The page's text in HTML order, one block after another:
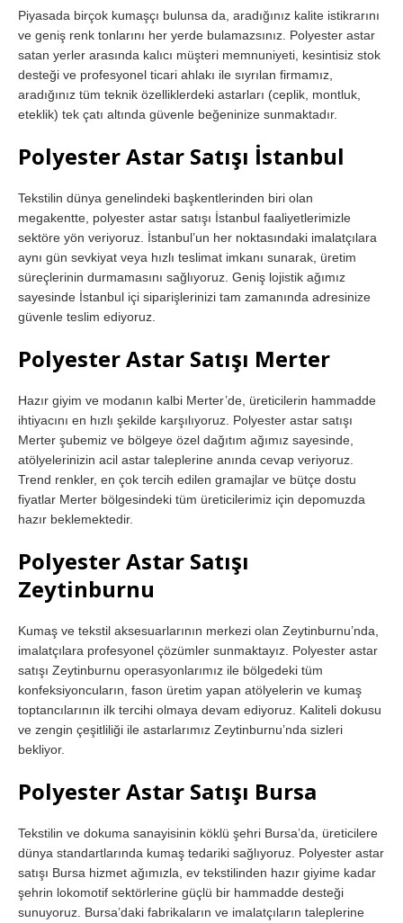
Piyasada birçok kumaşçı bulunsa da, aradığınız kalite istikrarını
ve geniş renk tonlarını her yerde bulamazsınız. Polyester astar
satan yerler arasında kalıcı müşteri memnuniyeti, kesintisiz stok
desteği ve profesyonel ticari ahlakı ile sıyrılan firmamız,
aradığınız tüm teknik özelliklerdeki astarları (ceplik, montluk,
eteklik) tek çatı altında güvenle beğeninize sunmaktadır.
Polyester Astar Satışı İstanbul
Tekstilin dünya genelindeki başkentlerinden biri olan
megakentte, polyester astar satışı İstanbul faaliyetlerimizle
sektöre yön veriyoruz. İstanbul’un her noktasındaki imalatçılara
aynı gün sevkiyat veya hızlı teslimat imkanı sunarak, üretim
süreçlerinin durmamasını sağlıyoruz. Geniş lojistik ağımız
sayesinde İstanbul içi siparişlerinizi tam zamanında adresinize
güvenle teslim ediyoruz.
Polyester Astar Satışı Merter
Hazır giyim ve modanın kalbi Merter’de, üreticilerin hammadde
ihtiyacını en hızlı şekilde karşılıyoruz. Polyester astar satışı
Merter şubemiz ve bölgeye özel dağıtım ağımız sayesinde,
atölyelerinizin acil astar taleplerine anında cevap veriyoruz.
Trend renkler, en çok tercih edilen gramajlar ve bütçe dostu
fiyatlar Merter bölgesindeki tüm üreticilerimiz için depomuzda
hazır beklemektedir.
Polyester Astar Satışı
Zeytinburnu
Kumaş ve tekstil aksesuarlarının merkezi olan Zeytinburnu’nda,
imalatçılara profesyonel çözümler sunmaktayız. Polyester astar
satışı Zeytinburnu operasyonlarımız ile bölgedeki tüm
konfeksiyoncuların, fason üretim yapan atölyelerin ve kumaş
toptancılarının ilk tercihi olmaya devam ediyoruz. Kaliteli dokusu
ve zengin çeşitliliği ile astarlarımız Zeytinburnu’nda sizleri
bekliyor.
Polyester Astar Satışı Bursa
Tekstilin ve dokuma sanayisinin köklü şehri Bursa’da, üreticilere
dünya standartlarında kumaş tedariki sağlıyoruz. Polyester astar
satışı Bursa hizmet ağımızla, ev tekstilinden hazır giyime kadar
şehrin lokomotif sektörlerine güçlü bir hammadde desteği
sunuyoruz. Bursa’daki fabrikaların ve imalatçıların taleplerine